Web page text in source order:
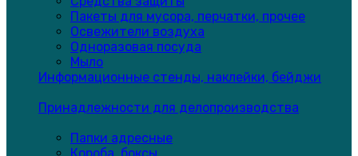
Пакеты для мусора, перчатки, прочее
Освежители воздуха
Одноразовая посуда
Мыло
Информационные стенды, наклейки, бейджи
Принадлежности для делопроизводства
Папки адресные